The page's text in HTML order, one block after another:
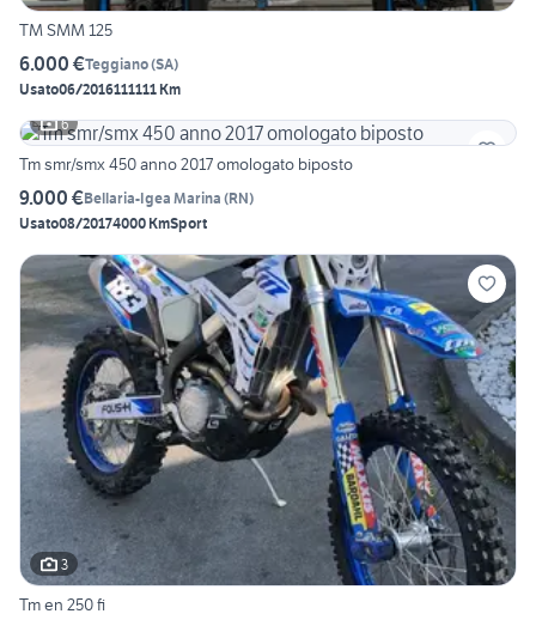
TM SMM 125
6.000 €Teggiano(SA)
Usato06/2016111111 Km
6
Tm smr/smx 450 anno 2017 omologato biposto
9.000 €Bellaria-Igea Marina (RN)
Usato08/20174000 KmSport
3
Tm en 250 fi